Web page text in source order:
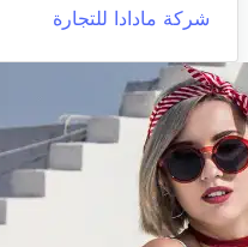
شركة مادادا للتجارة